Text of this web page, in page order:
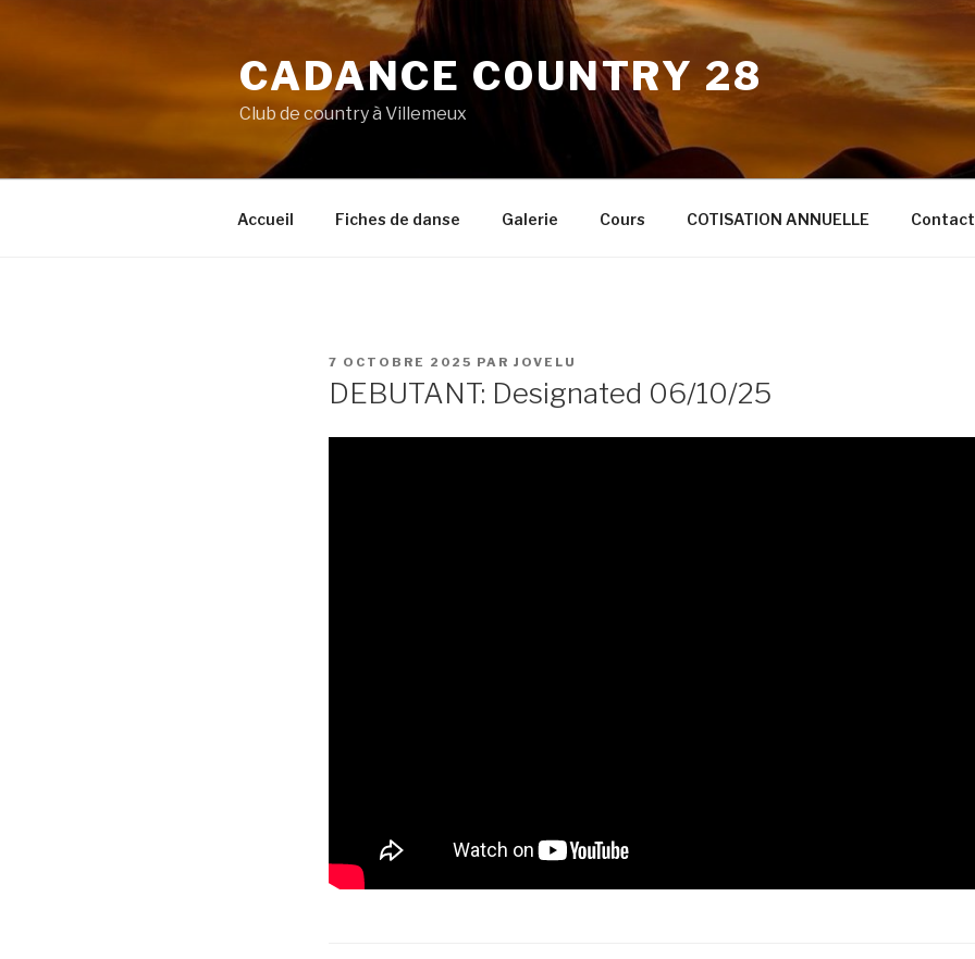
CADANCE COUNTRY 28
Club de country à Villemeux
Accueil Fiches de danse Galerie Cours COTISATION ANNUELLE Contact
PUBLIÉ
7 OCTOBRE 2025 PAR JOVELU
DEBUTANT: Designated 06/10/25